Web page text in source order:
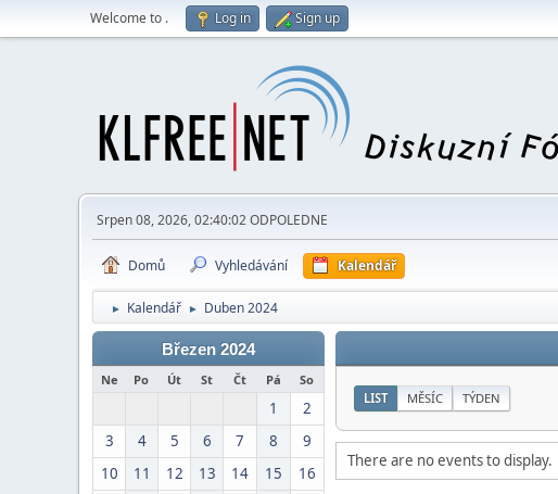
Welcome to . Log in Sign up
Srpen 08, 2026, 02:40:02 ODPOLEDNE
Domů Vyhledávání Kalendář
► Kalendář ► Duben 2024
Březen 2024
Ne Po Út St Čt Pá So
1
2
3
4 5 6 7 8
9
10
11 12 13 14 15
16
LIST MĚSÍC TÝDEN
There are no events to display.